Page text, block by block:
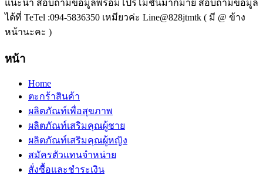
แนะนำ สอบถามข้อมูลพร้อมโปรโมชั่นมากมาย สอบถามข้อมูล
ได้ที่ TeTel :094-5836350 เหมียวค่ะ Line@828jtmtk ( มี @ ข้าง
หน้านะคะ )
หน้า
Home
ตะกร้าสินค้า
ผลิตภัณท์เพื่อสุขภาพ
ผลิตภัณท์เสริมคุณผู้ชาย
ผลิตภัณท์เสริมคุณผู้หญิง
สมัครตัวแทนจำหน่าย
สั่งซื้อและชำระเงิน